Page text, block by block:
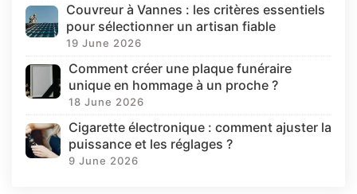
Couvreur à Vannes : les critères essentiels
pour sélectionner un artisan fiable
19 June 2026
Comment créer une plaque funéraire
unique en hommage à un proche ?
18 June 2026
Cigarette électronique : comment ajuster la
puissance et les réglages ?
9 June 2026